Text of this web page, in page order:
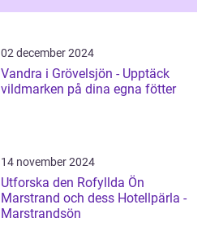
02 december 2024
Vandra i Grövelsjön - Upptäck
vildmarken på dina egna fötter
14 november 2024
Utforska den Rofyllda Ön
Marstrand och dess Hotellpärla -
Marstrandsön